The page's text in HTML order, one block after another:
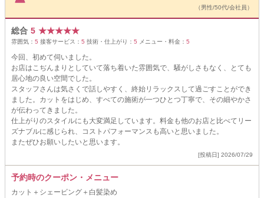
（男性/50代/会社員）
総合 5 ★★★★★
雰囲気： 5 接客サービス： 5 技術・仕上がり： 5 メニュー・料金： 5
今回、初めて伺いました。
お店はこぢんまりとしていて落ち着いた雰囲気で、騒がしさもなく、とても
居心地の良い空間でした。
スタッフさんは気さくで話しやすく、終始リラックスして過ごすことができ
ました。カットをはじめ、すべての施術が一つひとつ丁寧で、その細やかさ
が伝わってきました。
仕上がりのスタイルにも大変満足しています。料金も他のお店と比べてリー
ズナブルに感じられ、コストパフォーマンスも高いと思いました。
またぜひお願いしたいと思います。
[投稿日] 2026/07/29
予約時のクーポン・メニュー
カット＋シェービング＋白髪染め